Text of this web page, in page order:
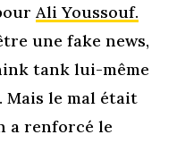
Ali Youssouf.
une fake news,
tank lui-même
Mais le mal était
a renforcé le